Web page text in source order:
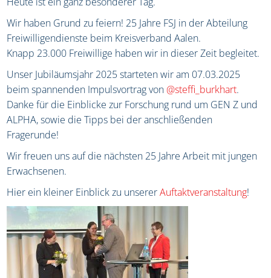
Wir haben Grund zu feiern! 25 Jahre FSJ in der Abteilung
Freiwilligendienste beim Kreisverband Aalen.
Knapp 23.000 Freiwillige haben wir in dieser Zeit begleitet.
Unser Jubiläumsjahr 2025 starteten wir am 07.03.2025
beim spannenden Impulsvortrag von@steffi_burkhart.
Danke für die Einblicke zur Forschung rund um GEN Z und
ALPHA, sowie die Tipps bei der anschließenden
Fragerunde!
Wir freuen uns auf die nächsten 25 Jahre Arbeit mit jungen
Erwachsenen.
Hier ein kleiner Einblick zu unsererAuftaktveranstaltung!